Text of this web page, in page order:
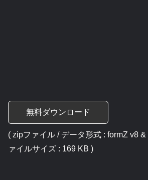
無料ダウンロード
( zipファイル / データ形式 : formZ v8 &
ァイルサイズ : 169 KB )